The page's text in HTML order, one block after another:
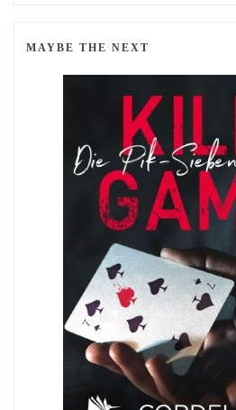
MAYBE THE NEXT